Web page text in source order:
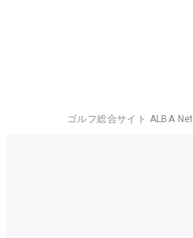
ゴルフ総合サイト ALBA Net